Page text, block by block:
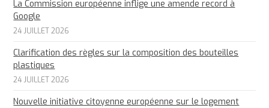
La Commission européenne inflige une amende record à
Google
24 JUILLET 2026
Clarification des règles sur la composition des bouteilles
plastiques
24 JUILLET 2026
Nouvelle initiative citoyenne européenne sur le logement